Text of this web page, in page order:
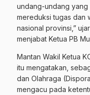
undang-undang yang
mereduksi tugas dan
nasional provinsi,”
menjabat Ketua PB
Mantan Wakil Ketua
itu mengatakan,
dan Olahraga
mengacu pada